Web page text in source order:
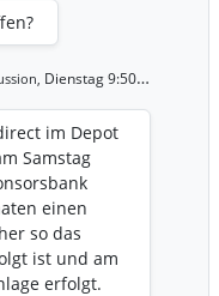
Dienstag 9:50 Uhr
im Depot
Samstag
einen
so das
ist und am
erfolgt.